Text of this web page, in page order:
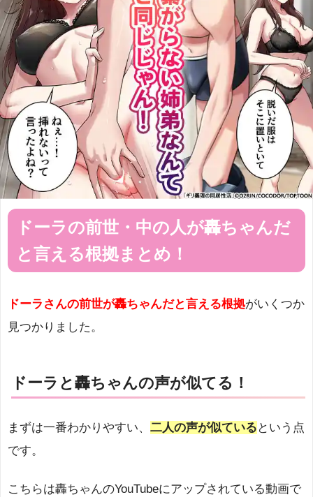
ドーラの前世・中の人が轟ちゃんだ
と言える根拠まとめ！
ドーラさんの前世が轟ちゃんだと言える根拠がいくつか
見つかりました。
ドーラと轟ちゃんの声が似てる！
まずは一番わかりやすい、 二人の声が似ている という点
です。
こちらは轟ちゃんのYouTubeにアップされている動画で